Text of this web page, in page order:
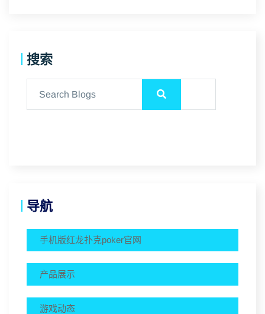
搜索
导航
手机版红龙扑克poker官网
产品展示
游戏动态